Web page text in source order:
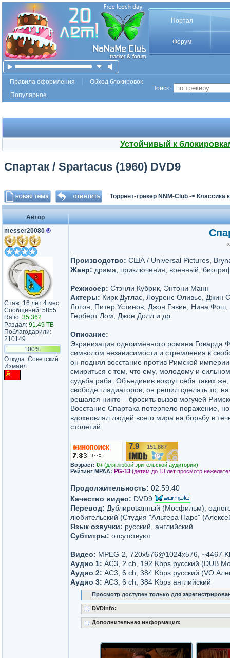
Портал
Форум
Правила оформления
Обход блокировок
Популярное
Поиск :
Устойчивый к
Спартак / Spartacus (1960) DVD9
Торрент-трекер NNM-Club -> Классика
Автор
messer20080 ®
Стаж: 16 лет 4 мес.
Сообщений: 5855
Ratio: 35.362
Раздал: 91.49 TB
Поблагодарили:
210149
100%
Откуда: Советский
Измаил
Производство: США / Universal Pictures,
Жанр: драма приключения , военный,
Режиссер: Стэнли Кубрик, Энтони Манн
Актеры: Кирк Дуглас, Лоуренс Оливье, Джин
Лотон, Питер Устинов, Джон Гэвин, Нина
Герберт Лом, Джон Долл и др.
Описание:
Экранизация одноимённого романа Говарда
символом независимости и стремления к
он поднял восстание против Римской
смириться с тем, что ему, молодому и
судьба раба. Объединив вокруг себя таких
свободе гладиаторов, он решил сделать то,
решался никто – бросить вызов могучей
Восстание Спартака потерпело поражение,
вдохновлял людей всего мира на борьбу в
столетий.
7.9 151,867
Возраст: 0+ (для любой зрительской аудитории)
Рейтинг MPAA: PG-13 (детям до 13 лет просмотр
Продолжительность: 02:59:40
Качество видео: DVD9
Перевод: Дублированный (Мосфильм),
любительский (Студия "Альтера Парс"
Язык озвучки: русский, английский
Субтитры: отсутствуют
Видео: MPEG-2, 720x576@1024x576, ~4467
Аудио 1: AC3, 2 ch, 192 Kbps русский (DUB
Аудио 2: AC3, 6 ch, 384 Kbps русский (VO
Аудио 3: AC3, 6 ch, 384 Kbps английский
Просмотр доступен только для
DVDInfo:
Дополнительная информация: